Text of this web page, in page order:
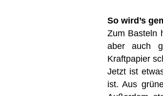
So wird’s
Zum Basteln
aber auch
Kraftpapier
Jetzt ist
ist. Aus